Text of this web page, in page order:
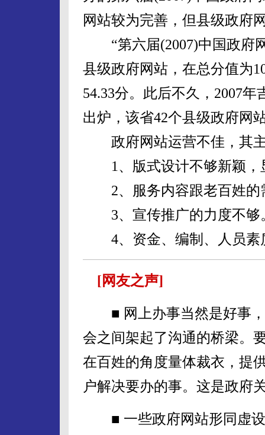
网站较为完善，但县级政府
“第六届(2007)中国政府
县级政府网站，在总分值为
54.33分。此后不久，2007
出炉，该省42个县级政府网
政府网站运营不佳，其主
1、版式设计不够新颖，
2、服务内容跟老百姓的
3、宣传推广的力度不够
4、资金、编制、人员素
[网友之声]
■ 网上办事当然是好事，
会之间架起了沟通的桥梁。
在百姓的角度量体裁衣，提
户解决要办的事。这是政府
■ 一些政府网站形同虚设